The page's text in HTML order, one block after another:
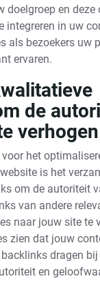
doelgroep en deze
integreren in uw
als bezoekers uw
ervaren.
de
het
is het
om de autoriteit
van andere
naar jouw site te
zien dat jouw
dragen
en